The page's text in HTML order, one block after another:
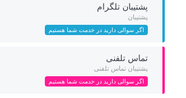
پشتیبان تلگرام
پشتیبان
اگر سوالی دارید در خدمت شما هستیم
تماس تلفنی
پشتیبان تماس تلفنی
اگر سوالی دارید در خدمت شما هستیم